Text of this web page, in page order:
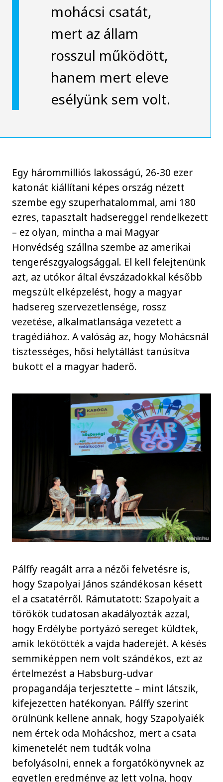
mohácsi csatát,
mert az állam
rosszul működött,
hanem mert eleve
esélyünk sem volt.
Egy hárommilliós lakosságú, 26-30 ezer
katonát kiállítani képes ország nézett
szembe egy szuperhatalommal, ami 180
ezres, tapasztalt hadsereggel rendelkezett
– ez olyan, mintha a mai Magyar
Honvédség szállna szembe az amerikai
tengerészgyalogsággal. El kell felejtenünk
azt, az utókor által évszázadokkal később
megszült elképzelést, hogy a magyar
hadsereg szervezetlensége, rossz
vezetése, alkalmatlansága vezetett a
tragédiához. A valóság az, hogy Mohácsnál
tisztességes, hősi helytállást tanúsítva
bukott el a magyar haderő.
Pálffy reagált arra a nézői felvetésre is,
hogy Szapolyai János szándékosan késett
el a csatatérről. Rámutatott: Szapolyait a
törökök tudatosan akadályozták azzal,
hogy Erdélybe portyázó sereget küldtek,
amik lekötötték a vajda haderejét. A késés
semmiképpen nem volt szándékos, ezt az
értelmezést a Habsburg-udvar
propagandája terjesztette – mint látszik,
kifejezetten hatékonyan. Pálffy szerint
örülnünk kellene annak, hogy Szapolyaiék
nem értek oda Mohácshoz, mert a csata
kimenetelét nem tudták volna
befolyásolni, ennek a forgatókönyvnek az
egyetlen eredménye az lett volna, hogy